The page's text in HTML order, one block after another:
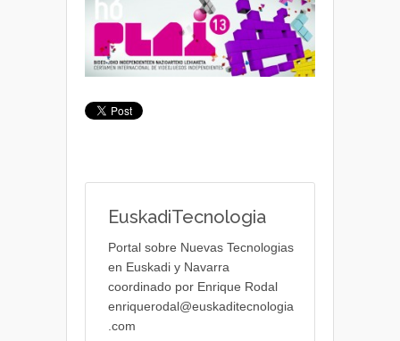
EuskadiTecnologia
Portal sobre Nuevas Tecnologias
en Euskadi y Navarra
coordinado por Enrique Rodal
enriquerodal@euskaditecnologia
.com